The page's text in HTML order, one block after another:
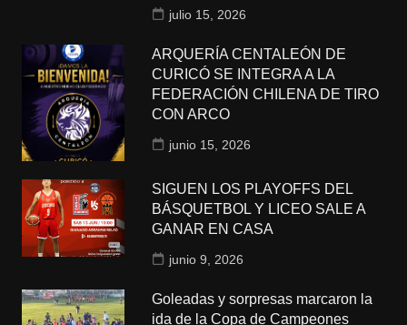
julio 15, 2026
ARQUERÍA CENTALEÓN DE
CURICÓ SE INTEGRA A LA
FEDERACIÓN CHILENA DE TIRO
CON ARCO
junio 15, 2026
SIGUEN LOS PLAYOFFS DEL
BÁSQUETBOL Y LICEO SALE A
GANAR EN CASA
junio 9, 2026
Goleadas y sorpresas marcaron la
ida de la Copa de Campeones